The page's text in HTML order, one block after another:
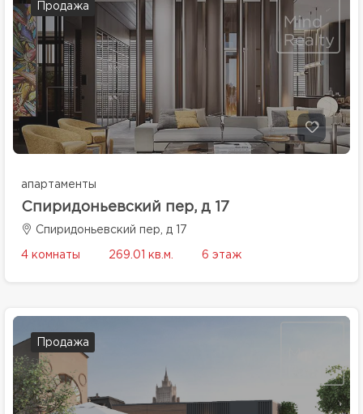
Продажа
апартаменты
Спиридоньевский пер, д 17
Спиридоньевский пер, д 17
4 комнаты 269.01 кв.м. 6 этаж
Продажа